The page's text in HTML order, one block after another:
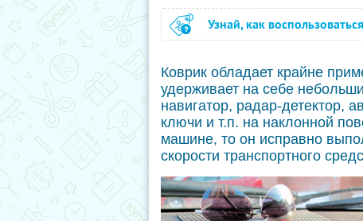
Узнай, как
Коврик обладает крайне
удерживает на себе
навигатор, радар-детектор,
ключи и т.п. на наклонной
машине, то он исправно
скорости транспортного